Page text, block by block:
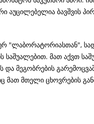
აუცილებელია ბავშვის
"ლაბორატორიასთან",
საშუალებით. მათ აქვთ
მეგობრების
მათ მთელი ცხოვრების